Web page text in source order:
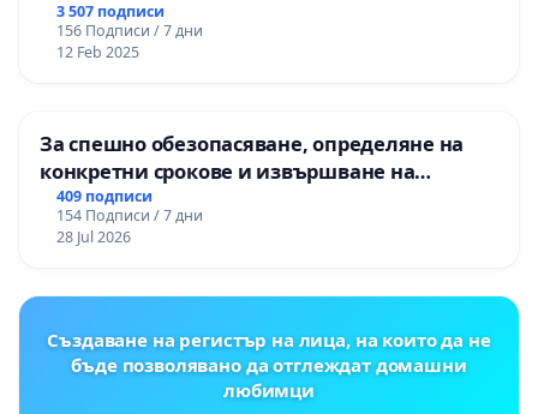
3 507 подписи
156 Подписи / 7 дни
12 Feb 2025
За спешно обезопасяване, определяне на
конкретни срокове и извършване на
цялостна рехабилитация на
републиканския път между пътен възел АМ
„Тракия“ - гр. Ихтиман - с. Мирово - к.к.
409 подписи
154 Подписи / 7 дни
28 Jul 2026
Създаване на регистър на лица, на които да не
бъде позволявано да отглеждат домашни
любимци